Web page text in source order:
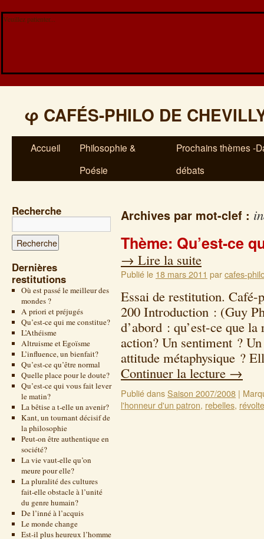
Veuillez patienter...
φ CAFÉS-PHILO DE
Accueil
Philosophie &
Poésie
Prochains thèmes -
débats
Recherche
Dernières
restitutions
Où est passé le meilleur des
mondes ?
A priori et préjugés
Qu’est-ce qui me constitue?
L’Athéisme
Altruisme et Egoïsme
L’influence, un bienfait?
Qu’est-ce qu’être normal
Quelle place pour le doute?
Qu’est-ce qui vous fait lever
le matin?
La bêtise a t-elle un avenir?
Kant, un tournant décisif de
la philosophie
Peut-on être authentique en
société?
La vie vaut-elle qu’on
meure pour elle?
La pluralité des cultures
fait-elle obstacle à l’unité
du genre humain?
De l’inné à l’acquis
Le monde change
Est-il plus heureux l’homme
Archives par mot-clef :
Thème: Qu’est-ce
→ Lire la suite
Publié le 18 mars 2011 parcafes-
Essai de restitution. Café-
200 Introduction : (Guy
d’abord : qu’est-ce que
action? Un sentiment ?
attitude métaphysique ?
Continuer la lecture →
Publié dansSaison 2007/2008 |
l'honneur d'un patron, rebelles, révolte